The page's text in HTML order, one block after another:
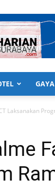
Laksanakan